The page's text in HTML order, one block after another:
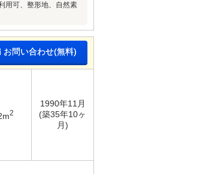
用可、整形地、自然素
お問い合わせ(無料)
2
1990年11月
(築35年10ヶ
月)